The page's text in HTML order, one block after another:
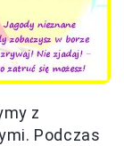
z
Podczas